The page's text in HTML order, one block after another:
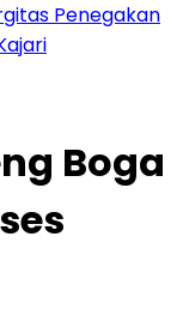
Penegakan
Boga